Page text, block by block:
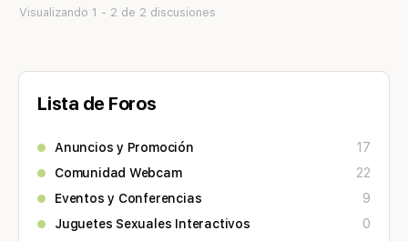
Visualizando 1 - 2 de 2 discusiones
Lista de Foros
Anuncios y Promoción
17
Comunidad Webcam
22
Eventos y Conferencias
9
Juguetes Sexuales Interactivos
0